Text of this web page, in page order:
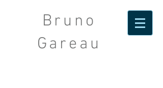
Bruno
Gareau